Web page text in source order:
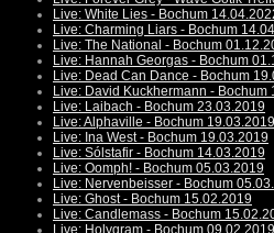
Live: White Lies - Bochum
Live: Charming Liars - Bochum
Live: The National - Bochum
Live: Hannah Georgas - Bochum
Live: Dead Can Dance - Bochum
Live: David Kuckhermann - Bochum
Live: Laibach - Bochum 23.03.2019
Live: Alphaville - Bochum 19.03.2019
Live: Ina West - Bochum 19.03.2019
Live: Sólstafir - Bochum 14.03.2019
Live: Oomph! - Bochum 05.03.2019
Live: Nervenbeisser - Bochum
Live: Ghost - Bochum 15.02.2019
Live: Candlemass - Bochum